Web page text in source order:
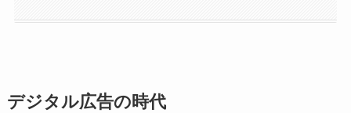
デジタル広告の時代